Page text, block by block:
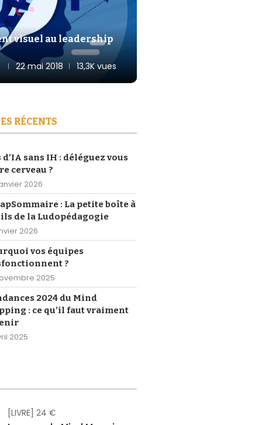
visuel au leadership
22 mai 2018 13,3K vues
RÉCENTS
d’IA sans IH : déléguez vous
cerveau ?
2026
: La petite boîte à
de la Ludopédagogie
2026
vos équipes
?
2025
2024 du Mind
: ce qu’il faut vraiment
2025
[LIVRE] 24 €